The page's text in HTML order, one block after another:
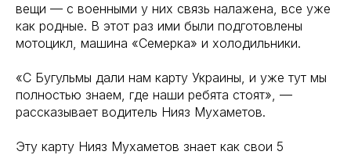
вещи — с военными у них связь налажена, все уже
как родные. В этот раз ими были подготовлены
мотоцикл, машина «Семерка» и холодильники.
«С Бугульмы дали нам карту Украины, и уже тут мы
полностью знаем, где наши ребята стоят», —
рассказывает водитель Нияз Мухаметов.
Эту карту Нияз Мухаметов знает как свои 5